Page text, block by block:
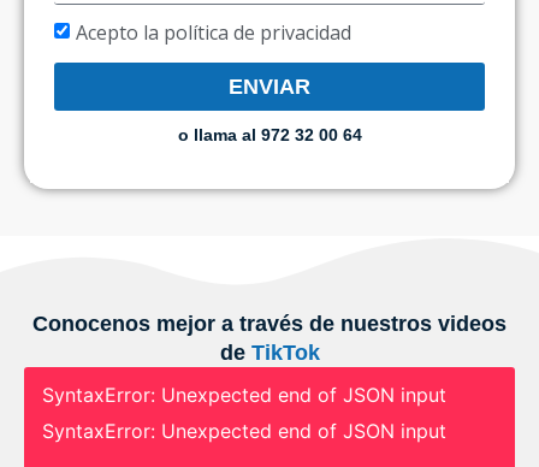
Acepto la política de privacidad
ENVIAR
o llama al 972 32 00 64
Conocenos mejor a través de nuestros videos
de TikTok
SyntaxError: Unexpected end of JSON input
SyntaxError: Unexpected end of JSON input